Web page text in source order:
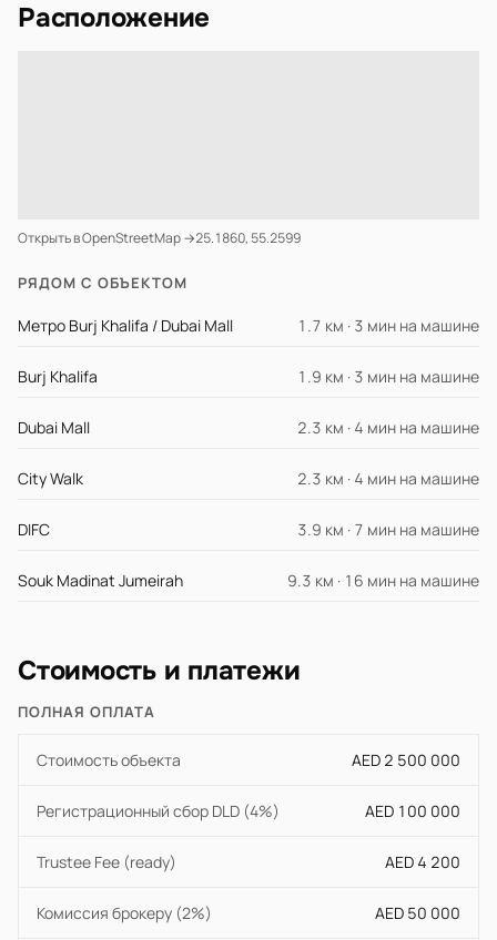
Расположение
Открыть в OpenStreetMap →25.1860, 55.2599
РЯДОМ С ОБЪЕКТОМ
Метро Burj Khalifa / Dubai Mall 1.7 км · 3 мин на машине
Burj Khalifa 1.9 км · 3 мин на машине
Dubai Mall 2.3 км · 4 мин на машине
City Walk 2.3 км · 4 мин на машине
DIFC 3.9 км · 7 мин на машине
Souk Madinat Jumeirah 9.3 км · 16 мин на машине
Стоимость и платежи
ПОЛНАЯ ОПЛАТА
Стоимость объекта AED 2 500 000
Регистрационный сбор DLD (4%) AED 100 000
Trustee Fee (ready) AED 4 200
Комиссия брокеру (2%) AED 50 000